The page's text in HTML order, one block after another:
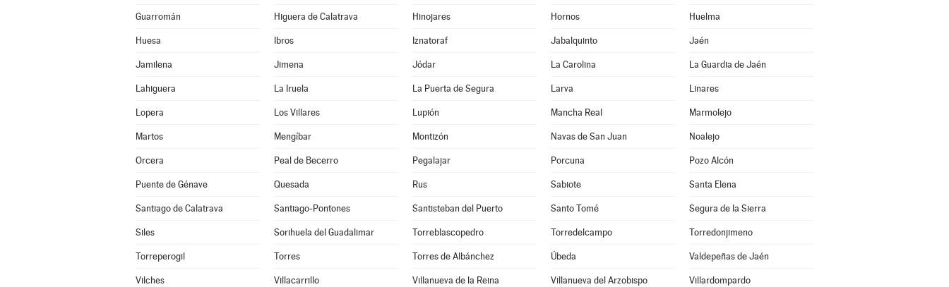
Guarromán Higuera de Calatrava Hinojares Hornos Huelma
Huesa Ibros Iznatoraf Jabalquinto Jaén
Jamilena Jimena Jódar La Carolina La Guardia de Jaén
Lahiguera La Iruela La Puerta de Segura Larva Linares
Lopera Los Villares Lupión Mancha Real Marmolejo
Martos Mengíbar Montizón Navas de San Juan Noalejo
Orcera Peal de Becerro Pegalajar Porcuna Pozo Alcón
Puente de Génave Quesada Rus Sabiote Santa Elena
Santiago de Calatrava Santiago-Pontones Santisteban del Puerto Santo Tomé Segura de la Sierra
Siles Sorihuela del Guadalimar Torreblascopedro Torredelcampo Torredonjimeno
Torreperogil Torres Torres de Albánchez Úbeda Valdepeñas de Jaén
Vilches Villacarrillo Villanueva de la Reina Villanueva del Arzobispo Villardompardo